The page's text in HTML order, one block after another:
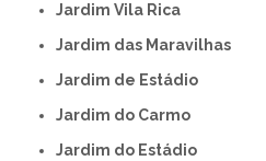
Jardim Vila Rica
Jardim das Maravilhas
Jardim de Estádio
Jardim do Carmo
Jardim do Estádio